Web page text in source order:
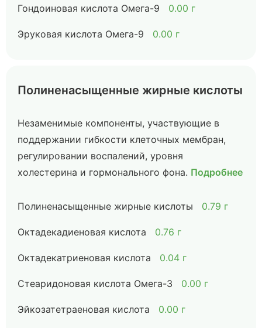
Гондоиновая кислота Омега-9 0.00 г
Эруковая кислота Омега-9 0.00 г
Полиненасыщенные жирные кислоты
Незаменимые компоненты, участвующие в
поддержании гибкости клеточных мембран,
регулировании воспалений, уровня
холестерина и гормонального фона. Подробнее
Полиненасыщенные жирные кислоты 0.79 г
Октадекадиеновая кислота 0.76 г
Октадекатриеновая кислота 0.04 г
Стеаридоновая кислота Омега-3 0.00 г
Эйкозатетраеновая кислота 0.00 г